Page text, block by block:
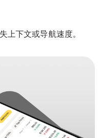
上下文或导航速度。